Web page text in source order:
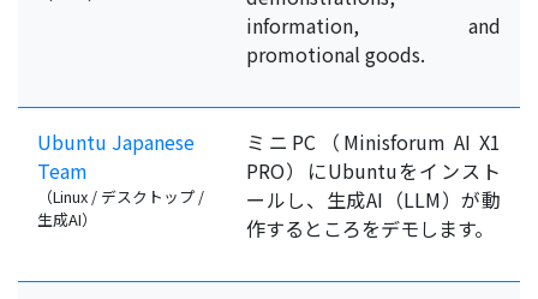
information, and
promotional goods.
Ubuntu Japanese
Team
（Linux / デスクトップ /
生成AI）
ミニPC（Minisforum AI X1
PRO）にUbuntuをインスト
ールし、生成AI（LLM）が動
作するところをデモします。